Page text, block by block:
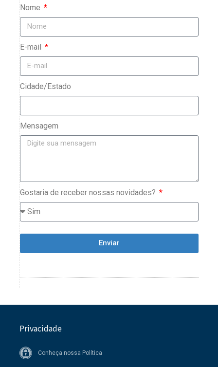
Nome
E-mail
Cidade/Estado
Mensagem
Gostaria de receber nossas novidades?
Enviar
Privacidade
Conheça nossa Política